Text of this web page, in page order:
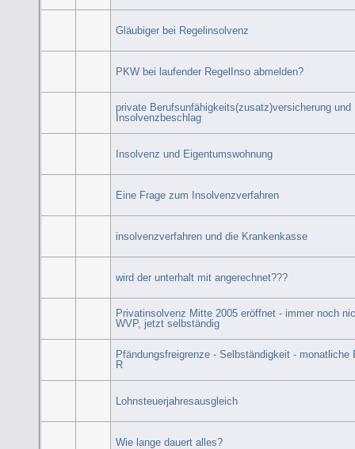
Gläubiger bei Regelinsolvenz
PKW bei laufender RegelInso abmelden?
private Berufsunfähigkeits(zusatz)versicherung und
Insolvenzbeschlag
Insolvenz und Eigentumswohnung
Eine Frage zum Insolvenzverfahren
insolvenzverfahren und die Krankenkasse
wird der unterhalt mit angerechnet???
Privatinsolvenz Mitte 2005 eröffnet - immer noch
WVP, jetzt selbständig
Pfändungsfreigrenze - Selbständigkeit - monatliche
R
Lohnsteuerjahresausgleich
Wie lange dauert alles?